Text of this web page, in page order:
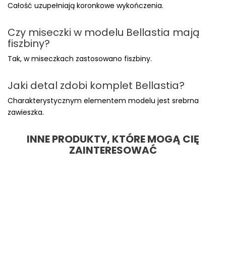
Całość uzupełniają koronkowe wykończenia.
Czy miseczki w modelu Bellastia mają
fiszbiny?
Tak, w miseczkach zastosowano fiszbiny.
Jaki detal zdobi komplet Bellastia?
Charakterystycznym elementem modelu jest srebrna
zawieszka.
INNE PRODUKTY, KTÓRE MOGĄ CIĘ
ZAINTERESOWAĆ